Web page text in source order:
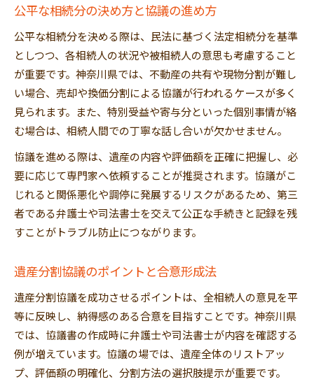
公平な相続分の決め方と協議の進め方
公平な相続分を決める際は、民法に基づく法定相続分を基準
としつつ、各相続人の状況や被相続人の意思も考慮すること
が重要です。神奈川県では、不動産の共有や現物分割が難し
い場合、売却や換価分割による協議が行われるケースが多く
見られます。また、特別受益や寄与分といった個別事情が絡
む場合は、相続人間での丁寧な話し合いが欠かせません。
協議を進める際は、遺産の内容や評価額を正確に把握し、必
要に応じて専門家へ依頼することが推奨されます。協議がこ
じれると関係悪化や調停に発展するリスクがあるため、第三
者である弁護士や司法書士を交えて公正な手続きと記録を残
すことがトラブル防止につながります。
遺産分割協議のポイントと合意形成法
遺産分割協議を成功させるポイントは、全相続人の意見を平
等に反映し、納得感のある合意を目指すことです。神奈川県
では、協議書の作成時に弁護士や司法書士が内容を確認する
例が増えています。協議の場では、遺産全体のリストアッ
プ、評価額の明確化、分割方法の選択肢提示が重要です。